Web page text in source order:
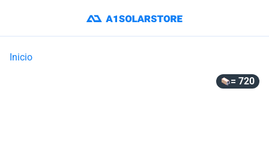
Inicio
= 720